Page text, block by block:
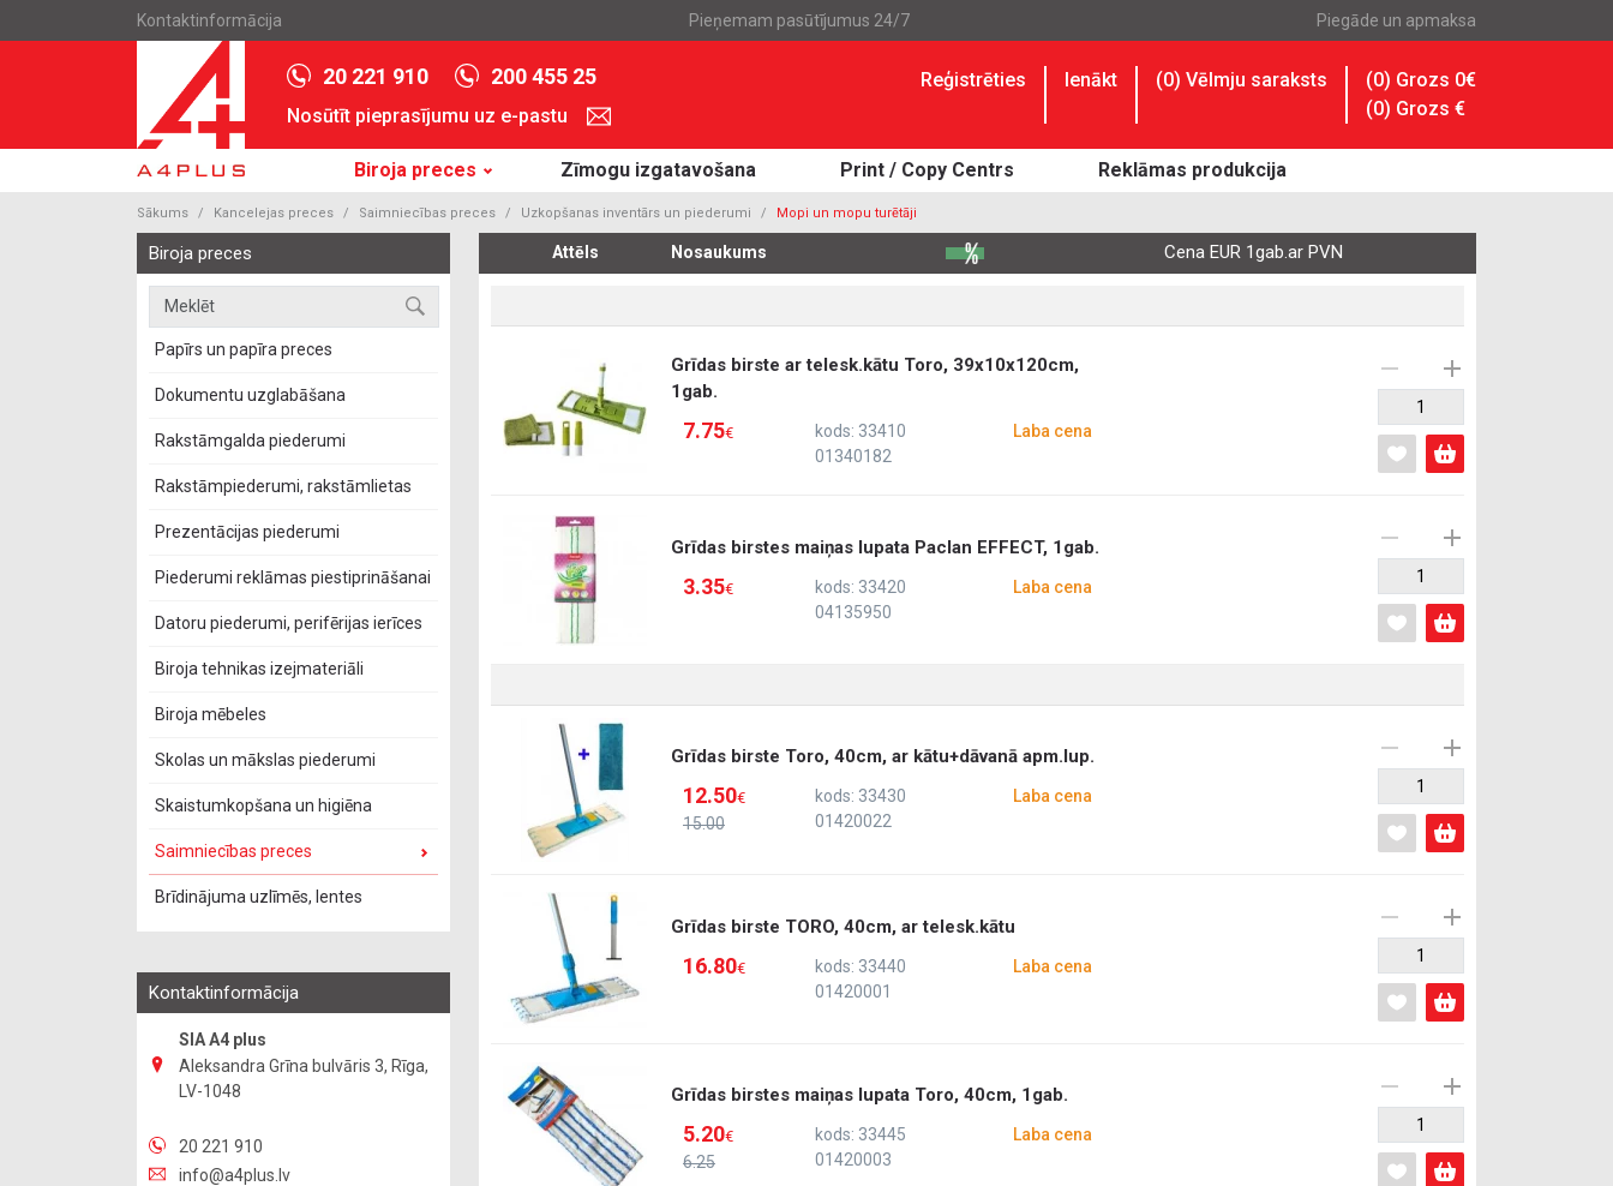
Kontaktinformācija Pieņemam pasūtījumus 24/7 Piegāde un apmaksa
20 221 910 200 455 25
Nosūtīt pieprasījumu uz e-pastu
Reģistrēties Ienākt (0) Vēlmju saraksts
(0) Grozs 0€
(0) Grozs €
Biroja preces Zīmogu izgatavošana Print / Copy Centrs Reklāmas produkcija
Sākums Kancelejas preces Saimniecības preces Uzkopšanas inventārs un piederumi Mopi un mopu turētāji
Biroja preces
Papīrs un papīra preces
Dokumentu uzglabāšana
Rakstāmgalda piederumi
Rakstāmpiederumi, rakstāmlietas
Prezentācijas piederumi
Piederumi reklāmas piestiprināšanai
Datoru piederumi, perifērijas ierīces
Biroja tehnikas izejmateriāli
Biroja mēbeles
Skolas un mākslas piederumi
Skaistumkopšana un higiēna
Saimniecības preces
Brīdinājuma uzlīmēs, lentes
Kontaktinformācija
SIA A4 plus
Aleksandra Grīna bulvāris 3, Rīga,
LV-1048
20 221 910
info@a4plus.lv
Attēls Nosaukums Cena EUR 1gab.ar PVN
Grīdas birste ar telesk.kātu Toro, 39x10x120cm,
1gab.
7.75€
kods: 33410
01340182
Laba cena
Grīdas birstes maiņas lupata Paclan EFFECT, 1gab.
3.35€
kods: 33420
04135950
Laba cena
Grīdas birste Toro, 40cm, ar kātu+dāvanā apm.lup.
15.00
12.50€
kods: 33430
01420022
Laba cena
Grīdas birste TORO, 40cm, ar telesk.kātu
16.80€
kods: 33440
01420001
Laba cena
Grīdas birstes maiņas lupata Toro, 40cm, 1gab.
6.25
5.20€
kods: 33445
01420003
Laba cena